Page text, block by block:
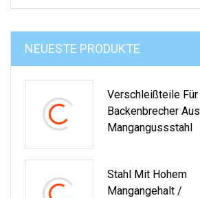
NEUESTE PRODUKTE
Verschleißteile Für
Backenbrecher Aus
Mangangussstahl
Stahl Mit Hohem
Mangangehalt /